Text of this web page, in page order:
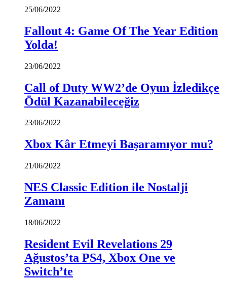
25/06/2022
Fallout 4: Game Of The Year Edition
Yolda!
23/06/2022
Call of Duty WW2’de Oyun İzledikçe
Ödül Kazanabileceğiz
23/06/2022
Xbox Kâr Etmeyi Başaramıyor mu?
21/06/2022
NES Classic Edition ile Nostalji
Zamanı
18/06/2022
Resident Evil Revelations 29
Ağustos’ta PS4, Xbox One ve
Switch’te